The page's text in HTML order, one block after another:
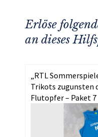
Erlöse
an dieses
„RTL
Trikots zugunsten
Flutopfer – Paket 7